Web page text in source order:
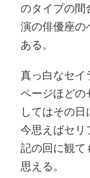
のタイプの間
演の俳優座の
ある。
真っ白なセイ
ページほどの
してはその
今思えばセリ
記の回に観て
思える。